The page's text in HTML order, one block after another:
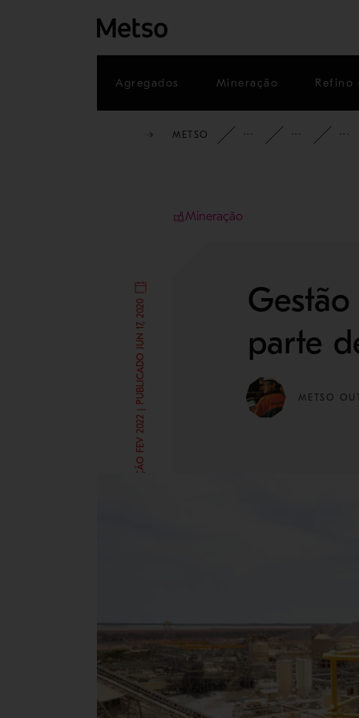
Agregados Mineração Refino
METSO INSIGHTS
Mineração
ÚLTIMA ATUALIZAÇÃO FEV 2022 | PUBLICADO JUN 17, 2020
parte
METSO